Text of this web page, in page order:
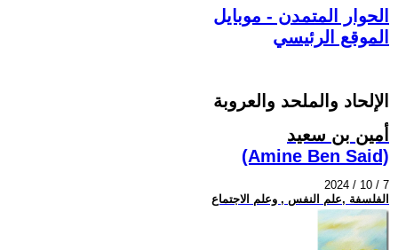
الحوار المتمدن - موبايل
الموقع الرئيسي
الإلحاد والملحد والعروبة
أمين بن سعيد
(Amine Ben Said)
2024 / 10 / 7
الفلسفة ,علم النفس , وعلم الاجتماع